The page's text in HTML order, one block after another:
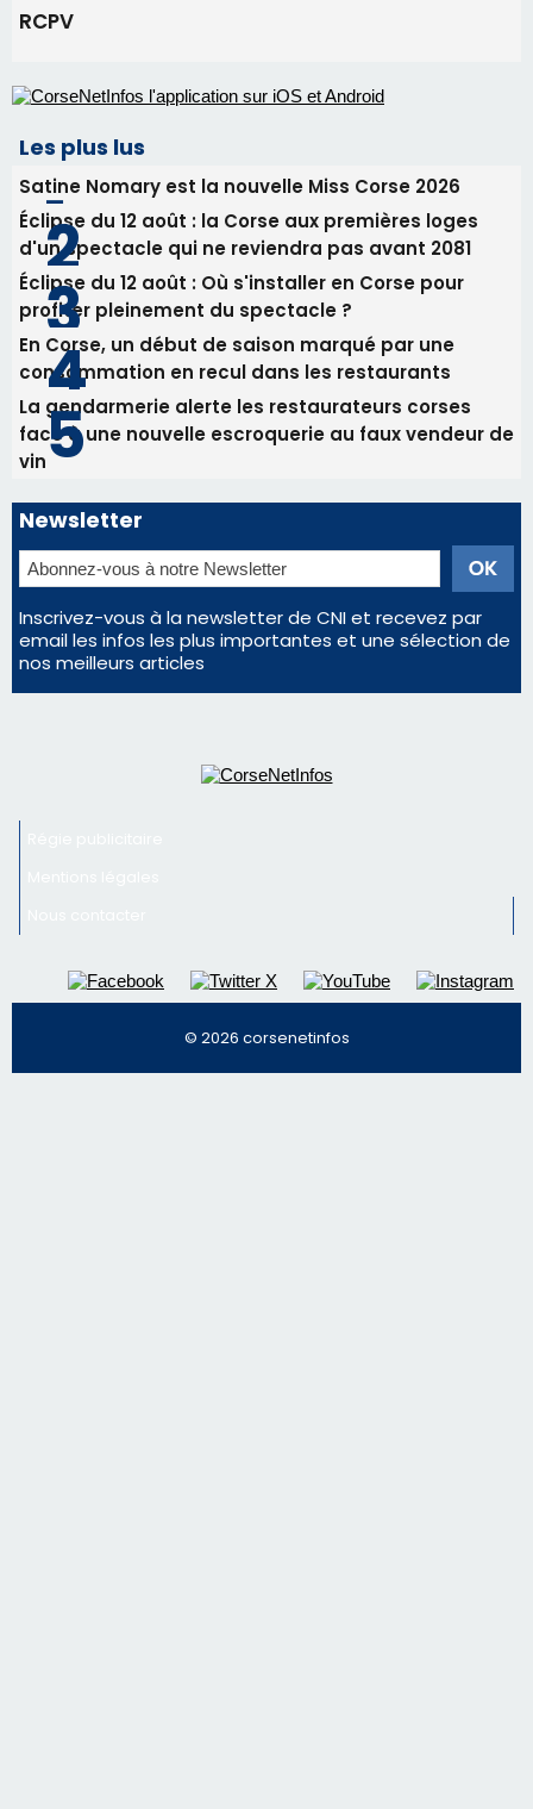
06/08/2026 15:04
Benedetto
05/08/2026 09:53
Biguglia : messe de la Sainte-Marie et
procession le 14 août
31/07/2026 08:24
Tennis - Début ce week-end du tournoi du
RCPV
Les plus lus
Satine Nomary est la nouvelle Miss Corse 2026
Éclipse du 12 août : la Corse aux premières loges
d'un spectacle qui ne reviendra pas avant 2081
Éclipse du 12 août : Où s'installer en Corse pour
profiter pleinement du spectacle ?
En Corse, un début de saison marqué par une
consommation en recul dans les restaurants
nos meilleurs articles